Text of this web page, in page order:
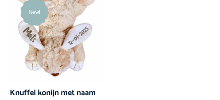
New!
Knuffel konijn met naam